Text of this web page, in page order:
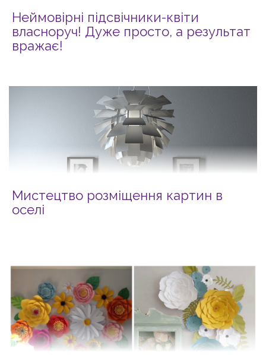
Неймовірні підсвічники-квіти
власноруч! Дуже просто, а результат
вражає!
Мистецтво розміщення картин в
оселі